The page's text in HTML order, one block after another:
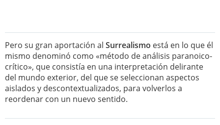
Pero su gran aportación al Surrealismo está en lo que él
mismo denominó como «método de análisis paranoico-
crítico», que consistía en una interpretación delirante
del mundo exterior, del que se seleccionan aspectos
aislados y descontextualizados, para volverlos a
reordenar con un nuevo sentido.